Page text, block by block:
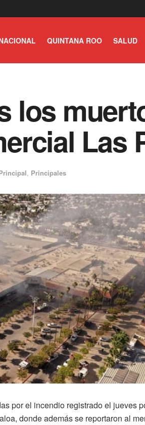
QUINTANA ROO SALUD
los
Las
, Principales
por el incendio registrado el jueves
donde además se reportaron al